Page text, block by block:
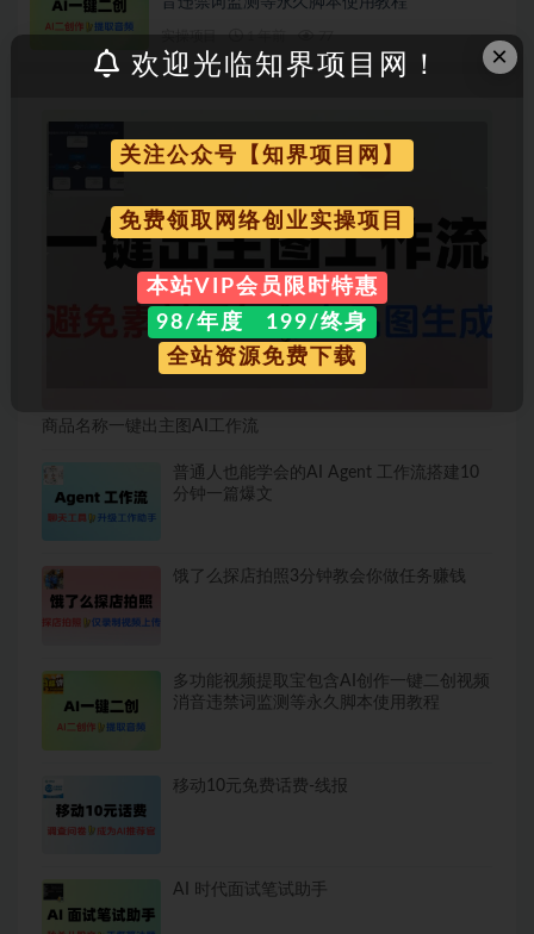
实操项目 1 年前 77
商品名称一键出主图AI工作流
普通人也能学会的AI Agent 工作流搭建10
分钟一篇爆文
饿了么探店拍照3分钟教会你做任务赚钱
多功能视频提取宝包含AI创作一键二创视频
消音违禁词监测等永久脚本使用教程
移动10元免费话费-线报
AI 时代面试笔试助手
×
欢迎光临知界项目网！
关注公众号【知界项目网】
免费领取网络创业实操项目
本站VIP会员限时特惠
98/年度 199/终身
全站资源免费下载